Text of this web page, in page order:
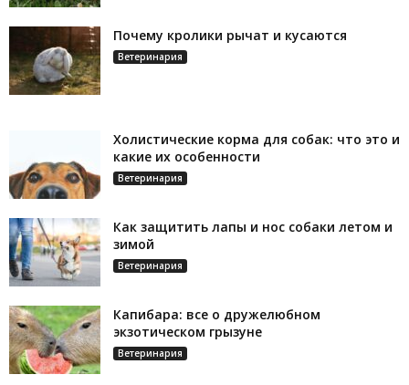
Почему кролики рычат и кусаются
Ветеринария
Холистические корма для собак: что это и
какие их особенности
Ветеринария
Как защитить лапы и нос собаки летом и
зимой
Ветеринария
Капибара: все о дружелюбном
экзотическом грызуне
Ветеринария